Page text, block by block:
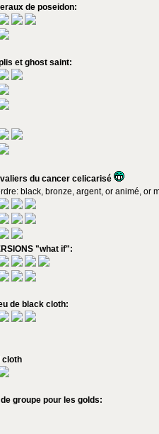
de poseidon:
et ghost saint:
du cancer celicarisé
black, bronze, argent, or animé, or
"what if":
de black cloth:
cloth
groupe pour les golds: